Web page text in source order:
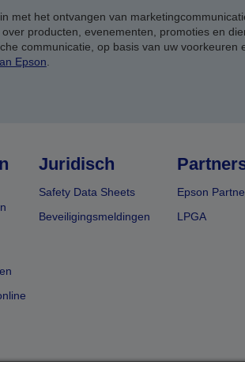
met het ontvangen van
producten, evenementen, promoties en
communicatie, op basis van uw voorkeuren
Epson.
Juridisch
Safety Data Sheets
Beveiligingsmeldingen
Epson
LPGA